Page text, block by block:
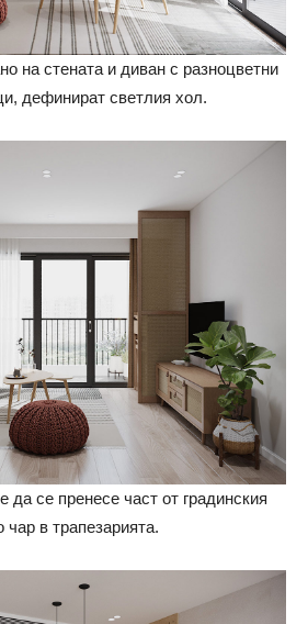
на стената и диван с разноцветни
дефинират светлия хол.
да се пренесе част от градинския
чар в трапезарията.